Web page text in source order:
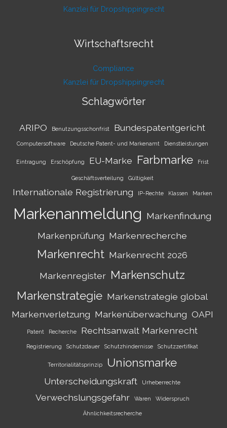
Kanzlei für Dropshippingrecht
Wirtschaftsrecht
Compliance
Kanzlei für Dropshippingrecht
Schlagwörter
ARIPO Benutzungsschonfrist Bundespatentgericht
Computersoftware Deutsche Patent- und Markenamt Dienstleistungen
Eintragung Erschöpfung EU-Marke Farbmarke Frist
Geschäftsverteilung Gültigkeit
Internationale Registrierung IP-Rechte Klassen Marken
Markenanmeldung Markenfindung
Markenprüfung Markenrecherche
Markenrecht Markenrecht 2026
Markenregister Markenschutz
Markenstrategie Markenstrategie global
Markenverletzung Markenüberwachung OAPI
Patent Recherche Rechtsanwalt Markenrecht
Registrierung Schutzdauer Schutzhindernisse Schutzzertifikat
Territorialitätsprinzip Unionsmarke
Unterscheidungskraft Urheberrechte
Verwechslungsgefahr Waren Widerspruch
Ähnlichkeitsrecherche